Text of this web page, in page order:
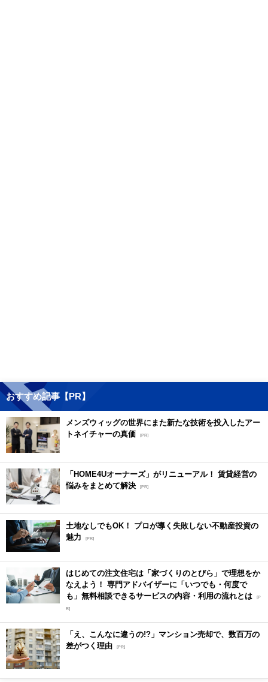
おすすめ記事【PR】
メンズウィッグの世界にまた新たな技術を投入したアー
トネイチャーの真価 [PR]
「HOME4Uオーナーズ」がリニューアル！ 賃貸経営の
悩みをまとめて解決 [PR]
土地なしでもOK！ プロが導く失敗しない不動産投資の
魅力
[PR]
はじめての注文住宅は「家づくりのとびら」で理想をか
なえよう！ 専門アドバイザーに「いつでも・何度で
も」無料相談できるサービスの内容・利用の流れとは [P
R]
「え、こんなに違うの!?」マンション売却で、数百万の
差がつく理由 [PR]